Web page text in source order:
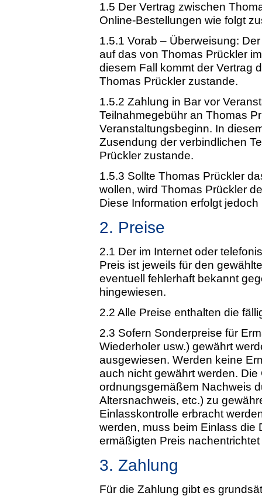
1.5 Der Vertrag zwischen
Online-Bestellungen wie folgt
1.5.1 Vorab – Überweisung:
auf das von Thomas Prückler
diesem Fall kommt der Vertrag
Thomas Prückler zustande.
1.5.2 Zahlung in Bar vor
Teilnahmegebühr an Thomas
Veranstaltungsbeginn. In
Zusendung der verbindlichen
Prückler zustande.
1.5.3 Sollte Thomas Prückler
wollen, wird Thomas Prückler
Diese Information erfolgt
2. Preise
2.1 Der im Internet oder
Preis ist jeweils für den
eventuell fehlerhaft bekannt
hingewiesen.
2.2 Alle Preise enthalten die
2.3 Sofern Sonderpreise für
Wiederholer usw.) gewährt
ausgewiesen. Werden keine
auch nicht gewährt werden.
ordnungsgemäßem Nachweis
Altersnachweis, etc.) zu
Einlasskontrolle erbracht
werden, muss beim Einlass die
ermäßigten Preis
3. Zahlung
Für die Zahlung gibt es